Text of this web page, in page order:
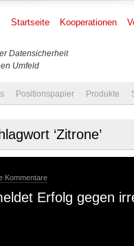
Datensicherheit
Umfeld
Startseite Kooperationen
Positionspapier Produkte
‘Zitrone’
Kommentare
Erfolg gegen